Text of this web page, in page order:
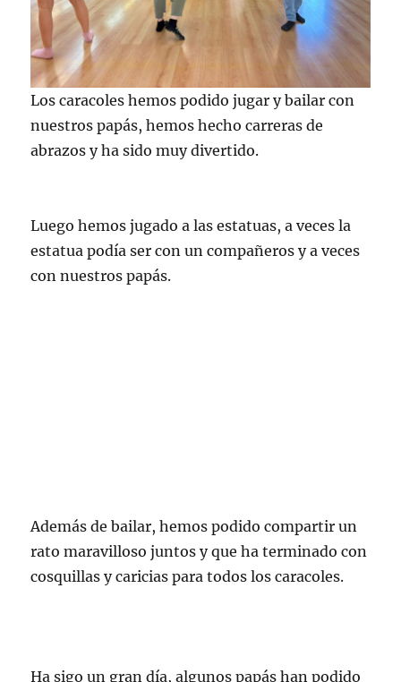
Los caracoles hemos podido jugar y bailar con
nuestros papás, hemos hecho carreras de
abrazos y ha sido muy divertido.
Luego hemos jugado a las estatuas, a veces la
estatua podía ser con un compañeros y a veces
con nuestros papás.
Además de bailar, hemos podido compartir un
rato maravilloso juntos y que ha terminado con
cosquillas y caricias para todos los caracoles.
Ha sigo un gran día, algunos papás han podido